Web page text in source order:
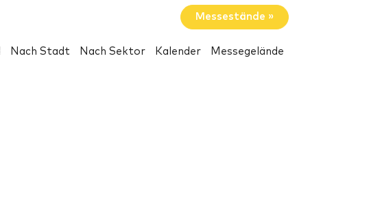
Messestände »
Nach Stadt Nach Sektor Kalender Messegelände